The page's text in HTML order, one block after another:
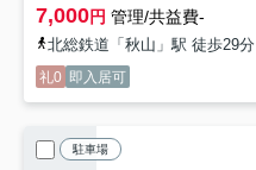
7,000円 管理/共益費-
北総鉄道「秋山」駅 徒歩29分
礼0 即入居可
駐車場